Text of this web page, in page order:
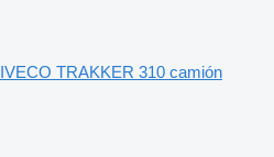
IVECO TRAKKER 310 camión